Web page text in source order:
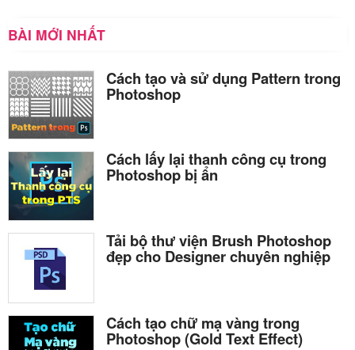
BÀI MỚI NHẤT
Cách tạo và sử dụng Pattern trong
Photoshop
Cách lấy lại thanh công cụ trong
Photoshop bị ẩn
Tải bộ thư viện Brush Photoshop
đẹp cho Designer chuyên nghiệp
Cách tạo chữ mạ vàng trong
Photoshop (Gold Text Effect)